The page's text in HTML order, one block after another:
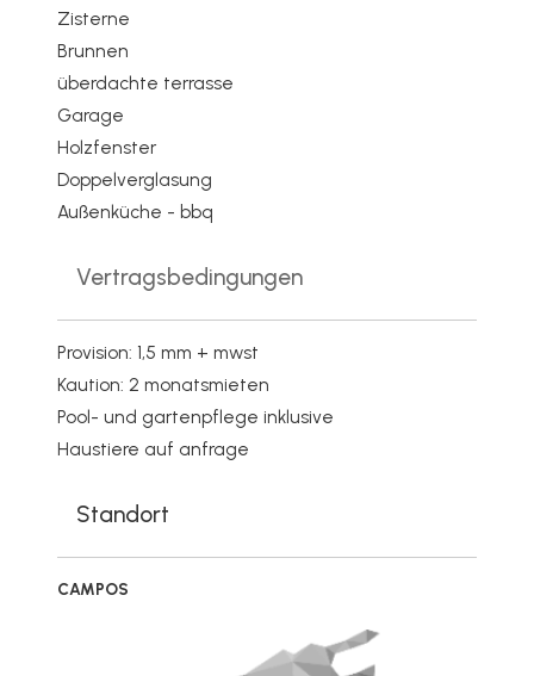
Zisterne
Brunnen
überdachte terrasse
Garage
Holzfenster
Doppelverglasung
Außenküche - bbq
Vertragsbedingungen
Provision: 1,5 mm + mwst
Kaution: 2 monatsmieten
Pool- und gartenpflege inklusive
Haustiere auf anfrage
Standort
CAMPOS